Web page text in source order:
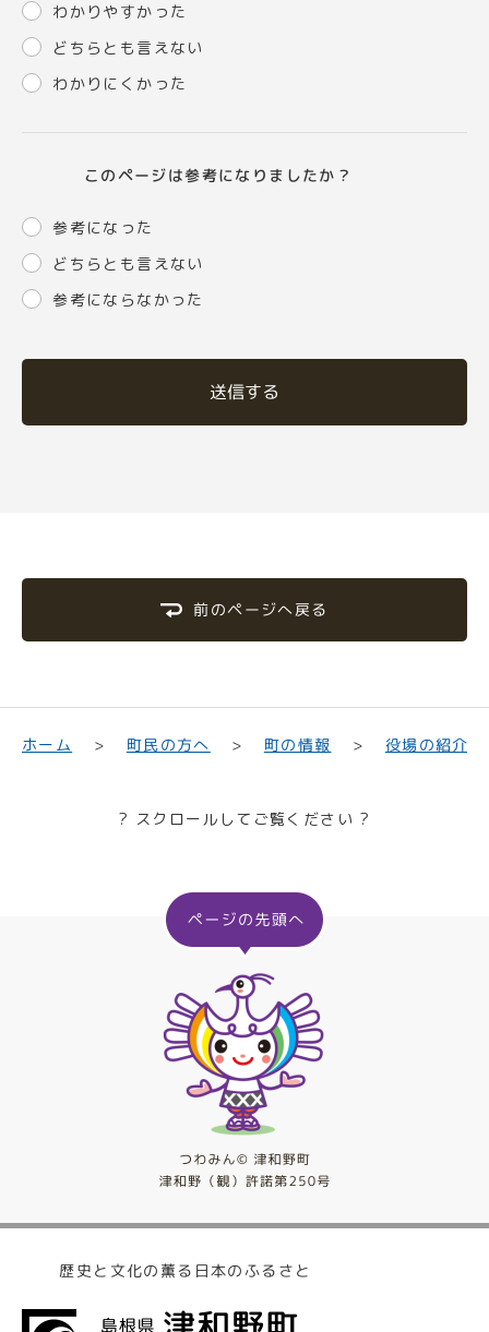
わかりやすかった
どちらとも言えない
わかりにくかった
このページは参考になりましたか？
参考になった
どちらとも言えない
参考にならなかった
送信する
前のページへ戻る
ホーム 町民の方へ 町の情報 役場の紹介
? スクロールしてご覧ください ?
歴史と文化の薫る日本のふるさと